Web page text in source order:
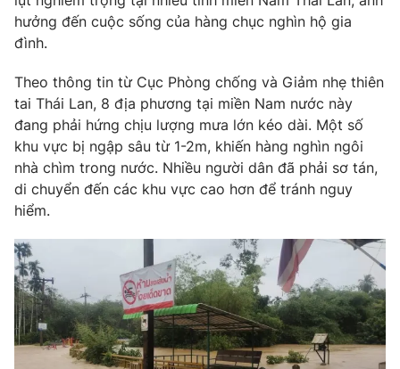
Góc doanh nghiệp
Truyền hình
Hậu trường
Nhân vật
Khán giả
Giải sao mai
Giải trí
Điện ảnh
Âm nhạc
Sao
Đời sống
Du lịch
Làm đẹp
Chất lượng cuộc sống
Giáo dục
Tuyển sinh
Học trực tuyến
Hitech Công nghệ tương lai
Sản phẩm
Thị trường
Giao lưu trực tuyến
Lịch phát sóng
hưởng đến cuộc sống của hàng chục nghìn hộ gia
đình.
Theo thông tin từ Cục Phòng chống và Giảm nhẹ thiên
tai Thái Lan, 8 địa phương tại miền Nam nước này
đang phải hứng chịu lượng mưa lớn kéo dài. Một số
khu vực bị ngập sâu từ 1-2m, khiến hàng nghìn ngôi
nhà chìm trong nước. Nhiều người dân đã phải sơ tán,
di chuyển đến các khu vực cao hơn để tránh nguy
hiểm.